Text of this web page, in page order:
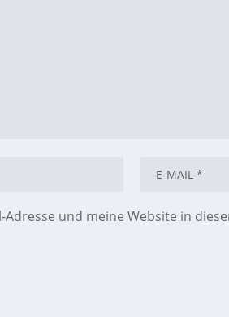
Adresse und meine Website in